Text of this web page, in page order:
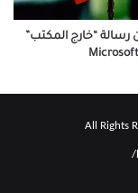
رسالة “خارج المكتب”